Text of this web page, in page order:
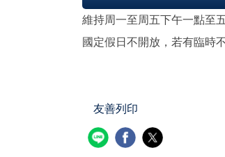
維持周一至周五下午一點至
國定假日不開放，若有臨時
友善列印